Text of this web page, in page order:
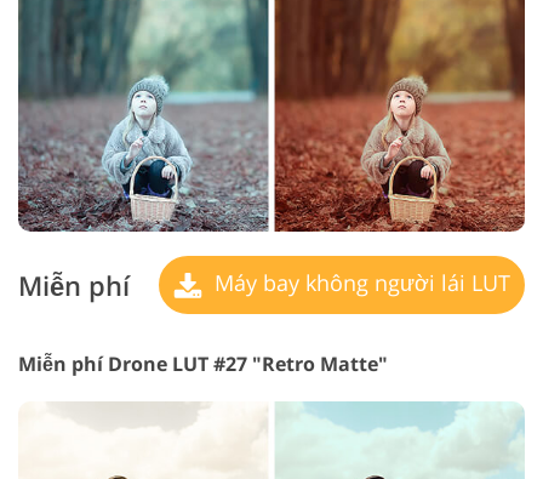
Miễn phí Máy bay không người lái LUT
Miễn phí Drone LUT #27 "Retro Matte"